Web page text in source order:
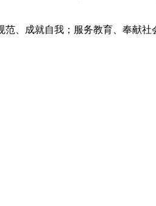
范、成就自我；服务教育、奉献社